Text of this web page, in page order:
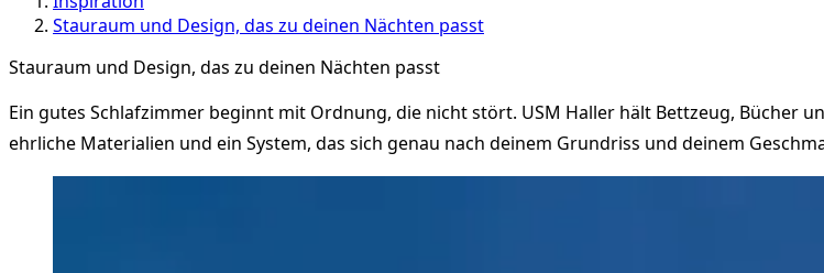
Stauraum und Design, das zu deinen Nächten passt
Stauraum und Design, das zu deinen Nächten passt
Ein gutes Schlafzimmer beginnt mit Ordnung, die nicht stört. USM Haller hält Bettzeug, Bücher
ehrliche Materialien und ein System, das sich genau nach deinem Grundriss und deinem